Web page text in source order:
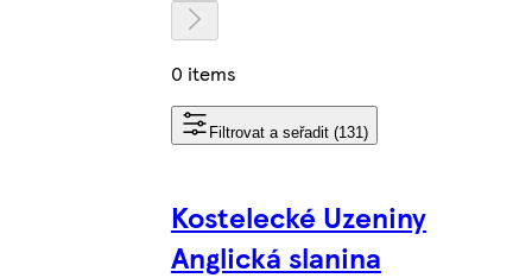
0 items
Filtrovat a seřadit (131)
Kostelecké Uzeniny
Anglická slanina